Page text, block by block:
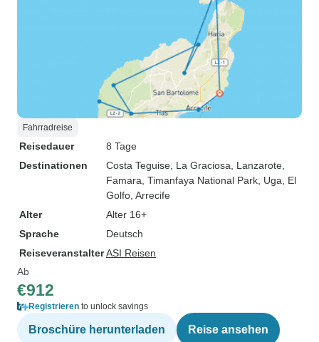
Fahrradreise
Reisedauer
8 Tage
Destinationen
Costa Teguise , La Graciosa , Lanzarote
Famara , Timanfaya National Park , Uga , El
Golfo , Arrecife
Alter
Alter 16+
Sprache
Deutsch
ReiseveranstalterASI Reisen
Ab
€912
Registrieren to unlock savings
Broschüre herunterladen Reise ansehen